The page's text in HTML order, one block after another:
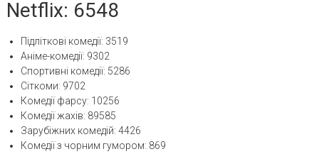
Netflix: 6548
Підліткові комедії: 3519
Аніме-комедії: 9302
Спортивні комедії: 5286
Сіткоми: 9702
Комедії фарсу: 10256
Комедії жахів: 89585
Зарубіжних комедій: 4426
Комедії з чорним гумором: 869